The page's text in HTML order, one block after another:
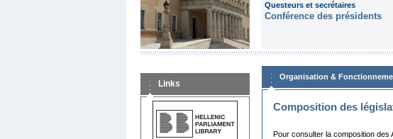
Questeurs et secrétaires
Conférence des présidents
Links
Organisation &
Composition des
Pour consulter la composition